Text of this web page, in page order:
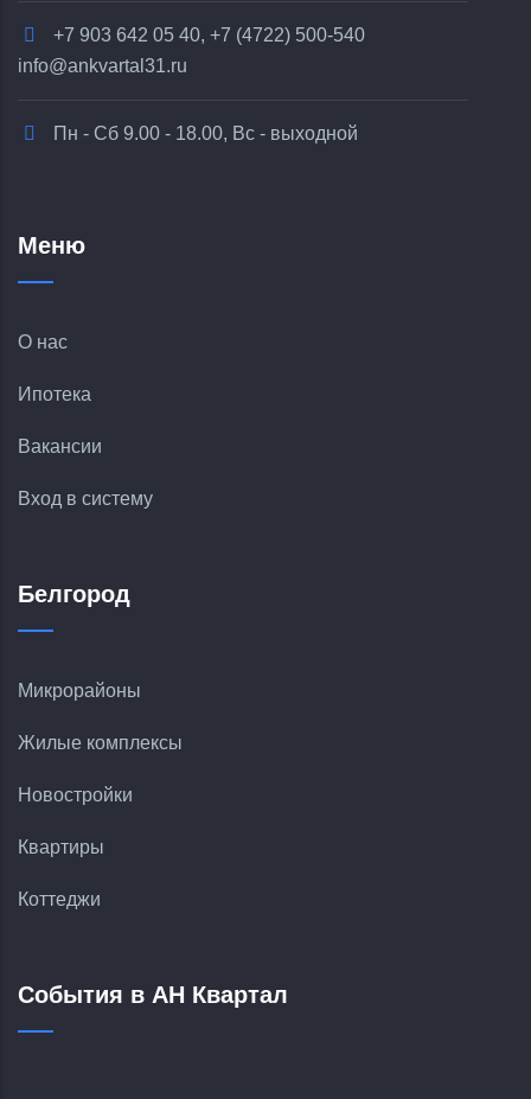
+7 903 642 05 40, +7 (4722) 500-540
info@ankvartal31.ru
Пн - Сб 9.00 - 18.00, Вс - выходной
Меню
О нас
Ипотека
Вакансии
Вход в систему
Белгород
Микрорайоны
Жилые комплексы
Новостройки
Квартиры
Коттеджи
События в АН Квартал